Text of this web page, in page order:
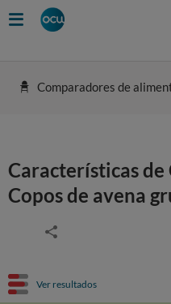
Comparadores de
Características de
Copos de avena
Ver resultados